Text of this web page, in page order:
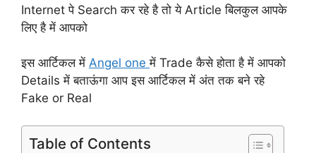
Internet पे Search कर रहे है तो ये Article बिलकुल आपके
लिए है में आपको
इस आर्टिकल में Angel oneमें Trade कैसे होता है में आपको
Details में बताऊंगा आप इस आर्टिकल में अंत तक बने रहे
Fake or Real
Table of Contents